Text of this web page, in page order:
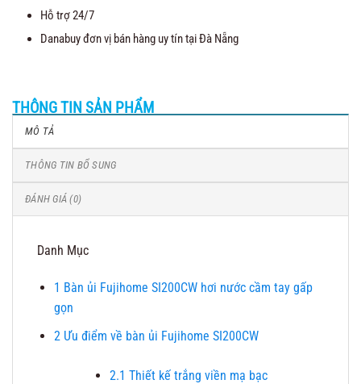
Hỗ trợ 24/7
Danabuy đơn vị bán hàng uy tín tại Đà Nẵng
THÔNG TIN SẢN PHẨM
MÔ TẢ
THÔNG TIN BỔ SUNG
ĐÁNH GIÁ (0)
Danh Mục
1 Bàn ủi Fujihome SI200CW hơi nước cầm tay gấp
gọn
2Ưu điểm về bàn ủi Fujihome SI200CW
2.1 Thiết kế trắng viền mạ bạc